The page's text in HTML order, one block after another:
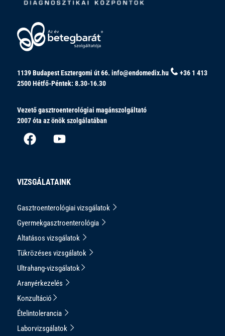
1139 Budapest Esztergomi út 66. info@endomedix.hu
+36 1 413
2500Hétfő-Péntek: 8.30-16.30
Vezető gasztroenterológiai magánszolgáltató
2007 óta az önök szolgálatában
VIZSGÁLATAINK
Gasztroenterológiai vizsgálatok
Gyermekgasztroenterológia
Altatásos vizsgálatok
Tükrözéses vizsgálatok
Ultrahang-vizsgálatok
Aranyérkezelés
Konzultáció
Ételintolerancia
Laborvizsgálatok